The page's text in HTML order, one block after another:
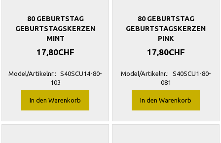
80 GEBURTSTAG
GEBURTSTAGSKERZEN
MINT
17,80CHF
Model/Artikelnr.:
S40SCU14-80-
103
In den Warenkorb
80 GEBURTSTAG
GEBURTSTAGSKERZEN
PINK
17,80CHF
Model/Artikelnr.:
S40SCU1-80-
081
In den Warenkorb